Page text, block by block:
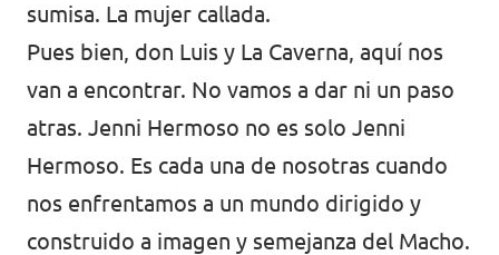
sumisa. La mujer callada.
Pues bien, don Luis y La Caverna, aquí nos
van a encontrar. No vamos a dar ni un paso
atras. Jenni Hermoso no es solo Jenni
Hermoso. Es cada una de nosotras cuando
nos enfrentamos a un mundo dirigido y
construido a imagen y semejanza del Macho.